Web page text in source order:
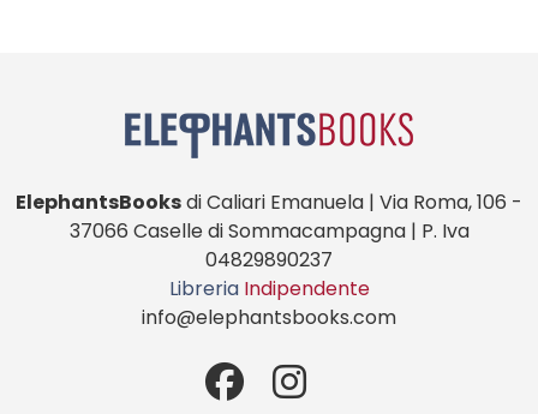
ElephantsBooksdi Caliari Emanuela | Via Roma, 106 -
37066 Caselle di Sommacampagna | P. Iva
04829890237
Libreria Indipendente
info@elephantsbooks.com